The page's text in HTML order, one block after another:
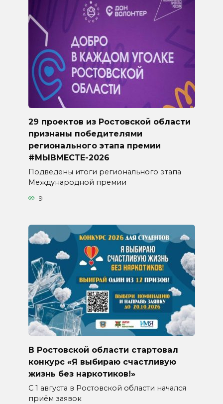
29 проектов из Ростовской области
признаны победителями
регионального этапа премии
#МЫВМЕСТЕ-2026
Подведены итоги регионального этапа
Международной премии
9
В Ростовской области стартовал
конкурс «Я выбираю счастливую
жизнь без наркотиков!»
С 1 августа в Ростовской области начался
приём заявок